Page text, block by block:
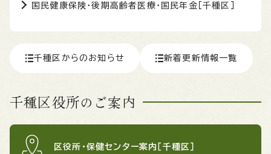
国民健康保険・後期高齢者医療・国民年金［千種区］
千種区からのお知らせ 新着更新情報一覧
千種区役所のご案内
区役所・保健センター案内［千種区］